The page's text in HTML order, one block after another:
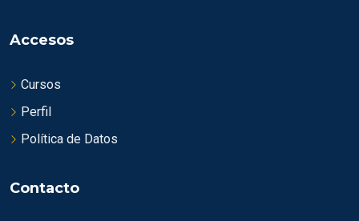
Accesos
Cursos
Perfil
Política de Datos
Contacto